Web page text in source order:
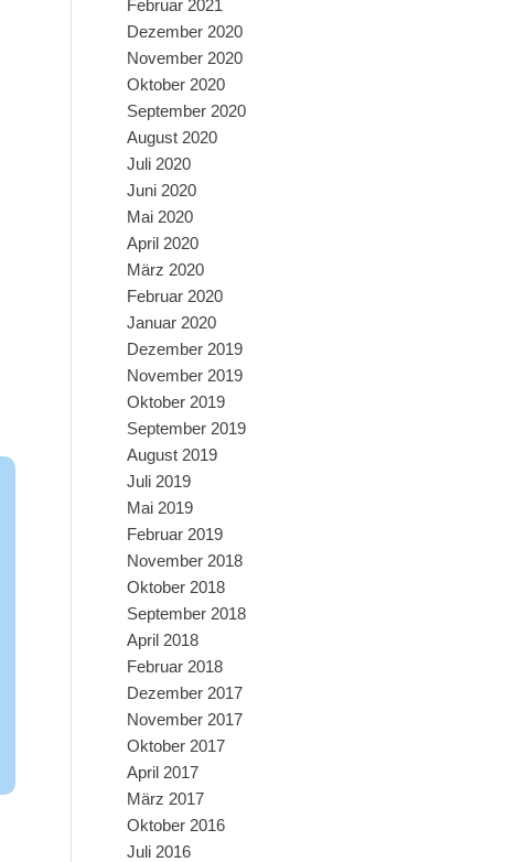
Februar 2021
Dezember 2020
November 2020
Oktober 2020
September 2020
August 2020
Juli 2020
Juni 2020
Mai 2020
April 2020
März 2020
Februar 2020
Januar 2020
Dezember 2019
November 2019
Oktober 2019
September 2019
August 2019
Juli 2019
Mai 2019
Februar 2019
November 2018
Oktober 2018
September 2018
April 2018
Februar 2018
Dezember 2017
November 2017
Oktober 2017
April 2017
März 2017
Oktober 2016
Juli 2016